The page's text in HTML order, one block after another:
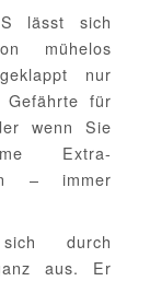
lässt sich
mühelos
nur
für
wenn Sie
Extra-
– immer
durch
aus. Er